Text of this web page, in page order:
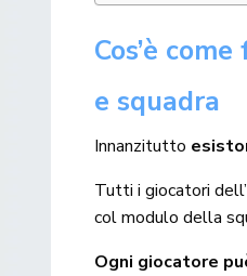
Cos’è come
e squadra
Innanzitutto
Tutti i giocatori
col modulo della
Ogni giocatore